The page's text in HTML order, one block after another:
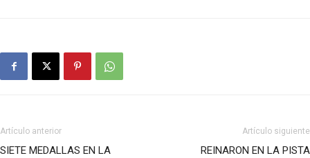
Artículo anterior
SIETE MEDALLAS EN LA
Artículo siguiente
REINARON EN LA PISTA